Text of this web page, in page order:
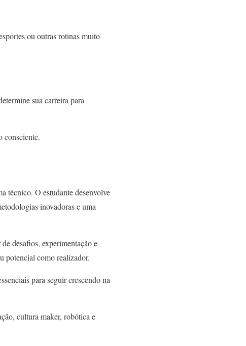
ou outras rotinas muito
sua carreira para
consciente.
técnico. O estudante desenvolve
inovadoras e uma
desafios, experimentação e
potencial como realizador.
para seguir crescendo na
cultura maker, robótica e